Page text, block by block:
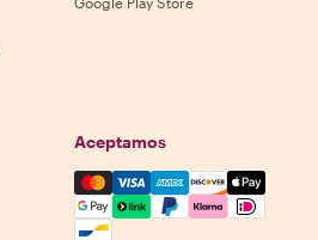
Aceptamos
Mastercard, Visa, Amex,